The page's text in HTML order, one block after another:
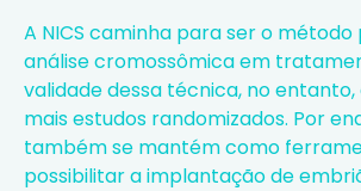
A NICS caminha para ser o
análise cromossômica em
validade dessa técnica, no
mais estudos randomizados. Por
também se mantém como
possibilitar a implantação de